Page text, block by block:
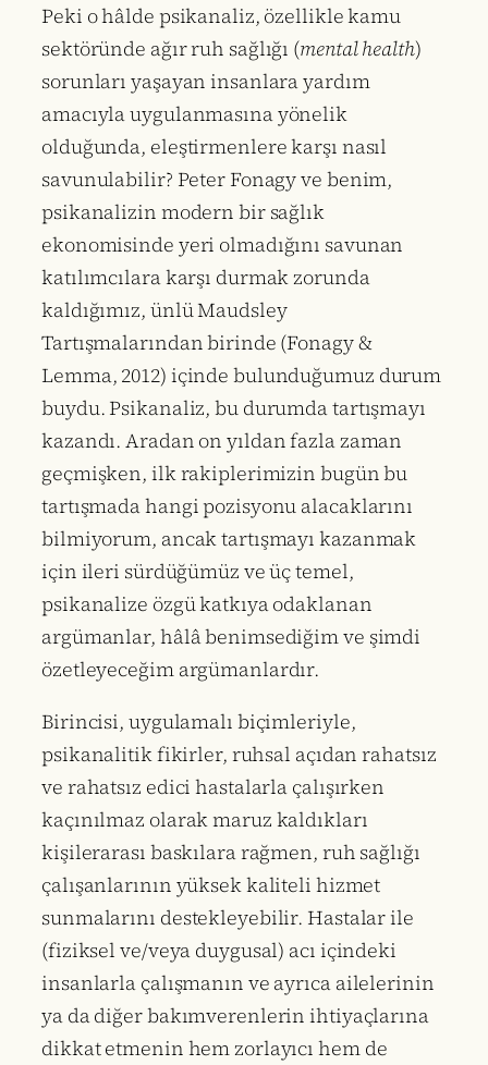
Peki o hâlde psikanaliz, özellikle kamu
sektöründe ağır ruh sağlığı (mental health)
sorunları yaşayan insanlara yardım
amacıyla uygulanmasına yönelik
olduğunda, eleştirmenlere karşı nasıl
savunulabilir? Peter Fonagy ve benim,
psikanalizin modern bir sağlık
ekonomisinde yeri olmadığını savunan
katılımcılara karşı durmak zorunda
kaldığımız, ünlü Maudsley
Tartışmalarından birinde (Fonagy &
Lemma, 2012) içinde bulunduğumuz durum
buydu. Psikanaliz, bu durumda tartışmayı
kazandı. Aradan on yıldan fazla zaman
geçmişken, ilk rakiplerimizin bugün bu
tartışmada hangi pozisyonu alacaklarını
bilmiyorum, ancak tartışmayı kazanmak
için ileri sürdüğümüz ve üç temel,
psikanalize özgü katkıya odaklanan
argümanlar, hâlâ benimsediğim ve şimdi
özetleyeceğim argümanlardır.
Birincisi, uygulamalı biçimleriyle,
psikanalitik fikirler, ruhsal açıdan rahatsız
ve rahatsız edici hastalarla çalışırken
kaçınılmaz olarak maruz kaldıkları
kişilerarası baskılara rağmen, ruh sağlığı
çalışanlarının yüksek kaliteli hizmet
sunmalarını destekleyebilir. Hastalar ile
(fiziksel ve/veya duygusal) acı içindeki
insanlarla çalışmanın ve ayrıca ailelerinin
ya da diğer bakımverenlerin ihtiyaçlarına
dikkat etmenin hem zorlayıcı hem de